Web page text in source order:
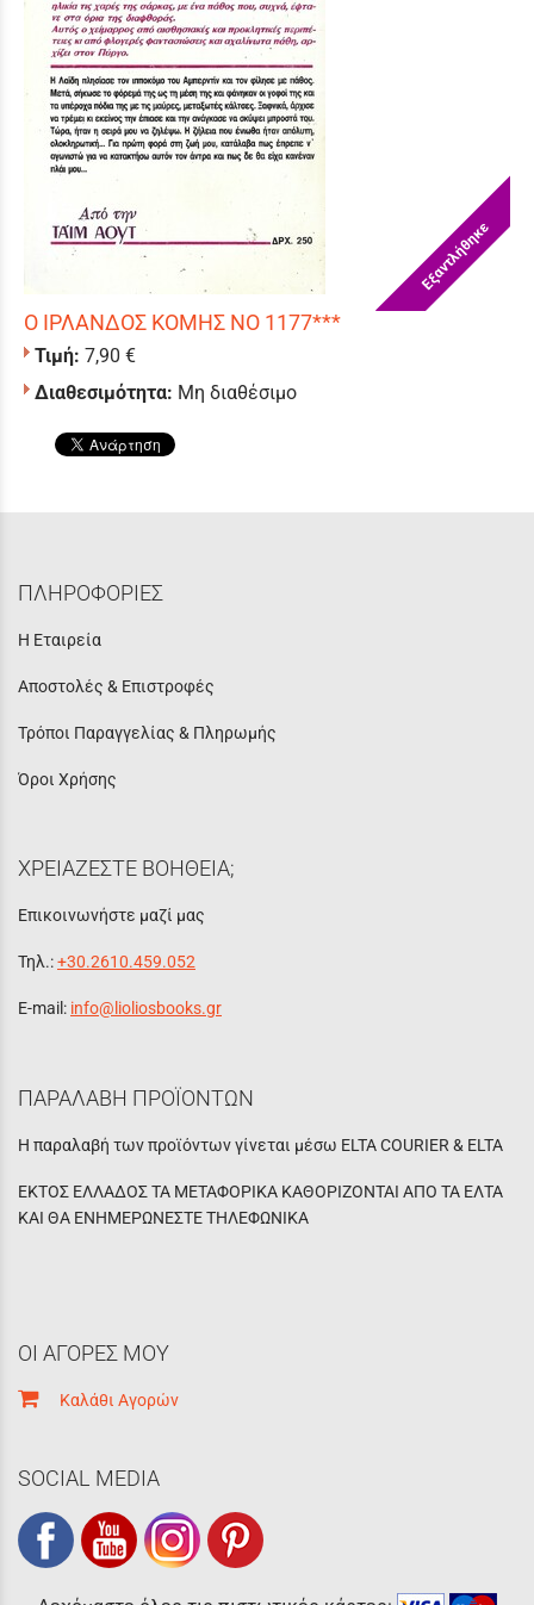
Εξαντλήθηκε
Ο ΙΡΛΑΝΔΟΣ ΚΟΜΗΣ ΝΟ 1177***
Τιμή: 7,90 €
Διαθεσιμότητα: Μη διαθέσιμο
ΠΛΗΡΟΦΟΡΙΕΣ
Η Εταιρεία
Αποστολές & Επιστροφές
Τρόποι Παραγγελίας & Πληρωμής
Όροι Χρήσης
ΧΡΕΙΑΖΕΣΤΕ ΒΟΗΘΕΙΑ;
Επικοινωνήστε μαζί μας
Τηλ.:+30.2610.459.052
E-mail: info@lioliosbooks.gr
ΠΑΡΑΛΑΒΗ ΠΡΟΪΟΝΤΩΝ
Η παραλαβή των προϊόντων γίνεται μέσω ELTA COURIER & ELTA
ΕΚΤΟΣ ΕΛΛΑΔΟΣ ΤΑ ΜΕΤΑΦΟΡΙΚΑ ΚΑΘΟΡΙΖΟΝΤΑΙ ΑΠΟ ΤΑ ΕΛΤΑ
ΚΑΙ ΘΑ ΕΝΗΜΕΡΩΝΕΣΤΕ ΤΗΛΕΦΩΝΙΚΑ
ΟΙ ΑΓΟΡΕΣ ΜΟΥ
Καλάθι Αγορών
SOCIAL MEDIA